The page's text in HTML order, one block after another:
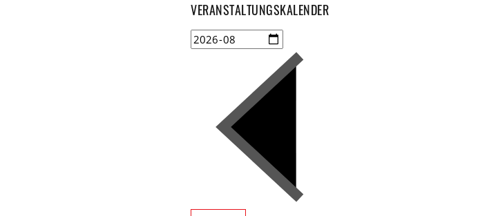
VERANSTALTUNGSKALENDER